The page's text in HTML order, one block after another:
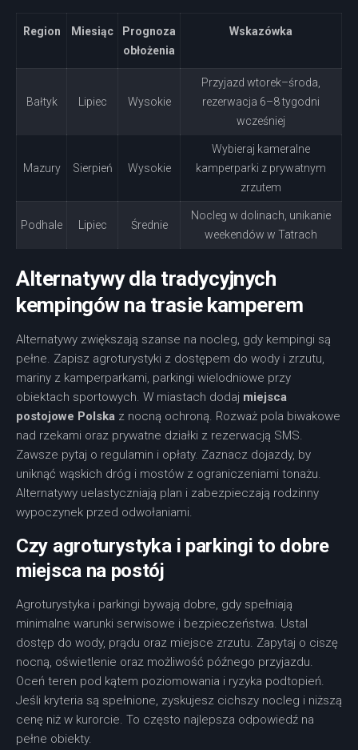
Region Miesiąc
Prognoza
obłożenia
Wskazówka
Bałtyk Lipiec Wysokie
Przyjazd wtorek–środa,
rezerwacja 6–8 tygodni
wcześniej
Mazury Sierpień Wysokie
Wybieraj kameralne
kamperparki z prywatnym
zrzutem
Podhale Lipiec Średnie
Nocleg w dolinach, unikanie
weekendów w Tatrach
Alternatywy dla tradycyjnych
kempingów na trasie kamperem
Alternatywy zwiększają szanse na nocleg, gdy kempingi są
pełne. Zapisz agroturystyki z dostępem do wody i zrzutu,
mariny z kamperparkami, parkingi wielodniowe przy
obiektach sportowych. W miastach dodaj miejsca
postojowe Polska z nocną ochroną. Rozważ pola biwakowe
nad rzekami oraz prywatne działki z rezerwacją SMS.
Zawsze pytaj o regulamin i opłaty. Zaznacz dojazdy, by
uniknąć wąskich dróg i mostów z ograniczeniami tonażu.
Alternatywy uelastyczniają plan i zabezpieczają rodzinny
wypoczynek przed odwołaniami.
Czy agroturystyka i parkingi to dobre
miejsca na postój
Agroturystyka i parkingi bywają dobre, gdy spełniają
minimalne warunki serwisowe i bezpieczeństwa. Ustal
dostęp do wody, prądu oraz miejsce zrzutu. Zapytaj o ciszę
nocną, oświetlenie oraz możliwość późnego przyjazdu.
Oceń teren pod kątem poziomowania i ryzyka podtopień.
Jeśli kryteria są spełnione, zyskujesz cichszy nocleg i niższą
cenę niż w kurorcie. To często najlepsza odpowiedź na
pełne obiekty.